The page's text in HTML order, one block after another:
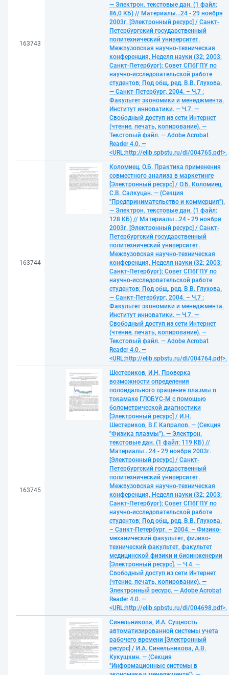
163743
— Электрон. текстовые дан. (1 файл:
86,0 КБ) // Материалы...24 - 29 ноября
2003г. [Электронный ресурс] / Санкт-
Петербургский государственный
политехнический университет.
Межвузовская научно-техническая
конференция, Неделя науки (32; 2003;
Санкт-Петербург); Совет СПбГПУ по
научно-исследовательской работе
студентов; Под общ. ред. В.В. Глухова.
— Санкт-Петербург, 2004. – Ч.7 :
Факультет экономики и менеджмента.
Институт инноватики. — Ч.7. —
Свободный доступ из сети Интернет
(чтение, печать, копирование). —
Текстовый файл. — Adobe Acrobat
Reader 4.0. —
<URL:http://elib.spbstu.ru/dl/004765.pdf>.
163744
Коломиец, О.Б. Практика применения
совместного анализа в маркетинге
[Электронный ресурс] / О.Б. Коломиец,
С.В. Салкуцан. — (Секция
"Предпринимательство и коммерция").
— Электрон. текстовые дан. (1 файл:
128 КБ) // Материалы...24 - 29 ноября
2003г. [Электронный ресурс] / Санкт-
Петербургский государственный
политехнический университет.
Межвузовская научно-техническая
конференция, Неделя науки (32; 2003;
Санкт-Петербург); Совет СПбГПУ по
научно-исследовательской работе
студентов; Под общ. ред. В.В. Глухова.
— Санкт-Петербург, 2004. – Ч.7 :
Факультет экономики и менеджмента.
Институт инноватики. — Ч.7. —
Свободный доступ из сети Интернет
(чтение, печать, копирование). —
Текстовый файл. — Adobe Acrobat
Reader 4.0. —
<URL:http://elib.spbstu.ru/dl/004764.pdf>.
163745
Шестериков, И.Н. Проверка
возможности определения
полоидального вращения плазмы в
токамаке ГЛОБУС-М с помощью
болометрической диагностики
[Электронный ресурс] / И.Н.
Шестериков, В.Г. Капралов. — (Секция
"Физика плазмы"). — Электрон.
текстовые дан. (1 файл: 119 КБ) //
Материалы...24 - 29 ноября 2003г.
[Электронный ресурс] / Санкт-
Петербургский государственный
политехнический университет.
Межвузовская научно-техническая
конференция, Неделя науки (32; 2003;
Санкт-Петербург); Совет СПбГПУ по
научно-исследовательской работе
студентов; Под общ. ред. В.В. Глухова.
– Санкт-Петербург. – 2004. – Физико-
механический факультет, физико-
технический факультет, факультет
медицинской физики и биоинженерии
[Электронный ресурс]. — Ч.4. —
Свободный доступ из сети Интернет
(чтение, печать, копирование). —
Электронный ресурс. — Adobe Acrobat
Reader 4.0. —
<URL:http://elib.spbstu.ru/dl/004698.pdf>.
Синельникова, И.А. Сущность
автоматизированной системы учета
рабочего времени [Электронный
ресурс] / И.А. Синельникова, А.В.
Кукущкин. — (Секция
"Информационные системы в